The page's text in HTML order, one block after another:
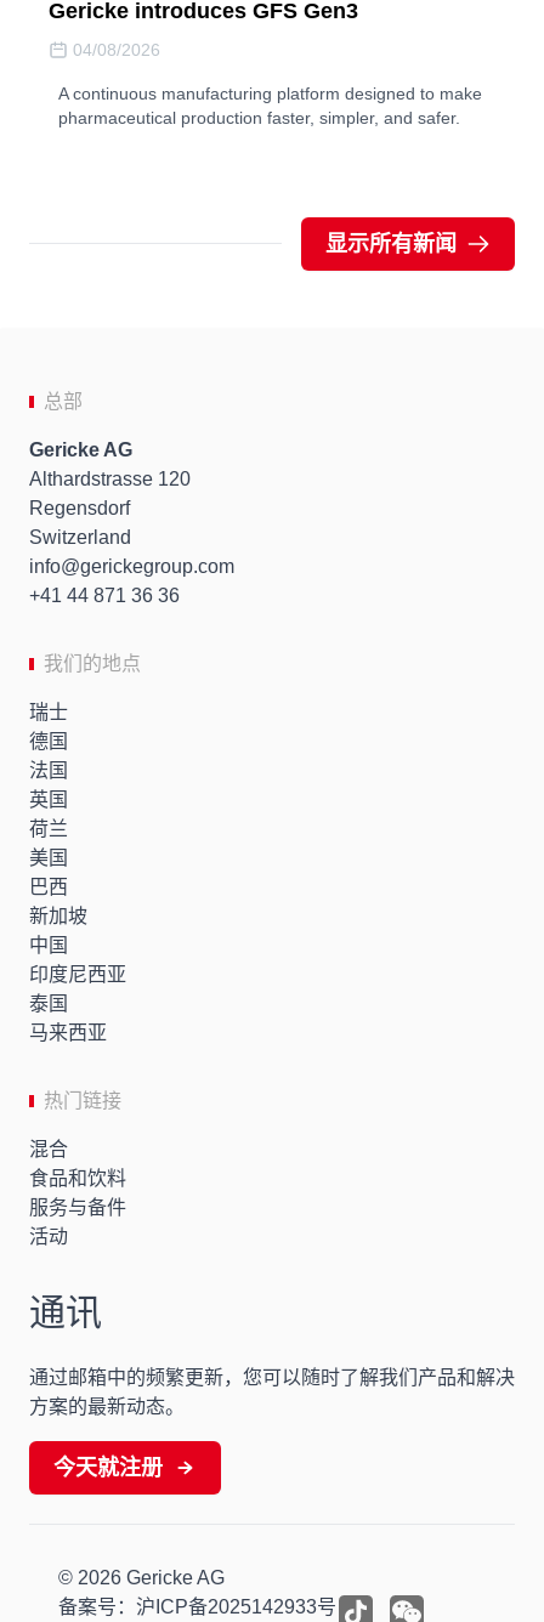
Gericke introduces GFS Gen3
04/08/2026
A continuous manufacturing platform designed to make
pharmaceutical production faster, simpler, and safer.
显示所有新闻
总部
Gericke AG
Althardstrasse 120
Regensdorf
Switzerland
info
gerickegroup.com
+41 44 871 36 36
我们的地点
瑞士
德国
法国
英国
荷兰
美国
巴西
新加坡
中国
印度尼西亚
泰国
马来西亚
热门链接
混合
食品和饮料
服务与备件
活动
通讯
通过邮箱中的频繁更新，您可以随时了解我们产品和解决
方案的最新动态。
今天就注册
© 2026 Gericke AG
备案号： 沪ICP备2025142933号